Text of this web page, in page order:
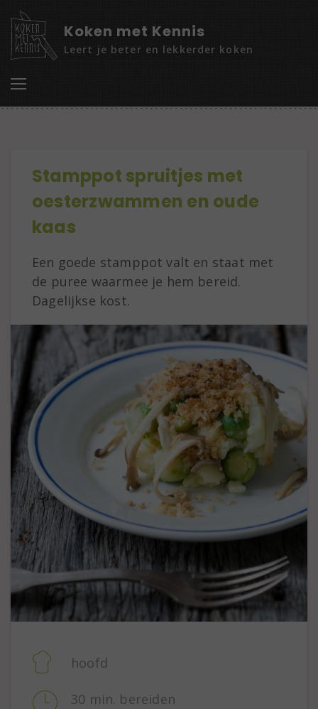
Koken met Kennis
Leert je beter en lekkerder koken
Stamppot spruitjes met
oesterzwammen en oude
kaas
Een goede stamppot valt en staat met
de puree waarmee je hem bereid.
Dagelijkse kost.
hoofd
30 min. bereiden